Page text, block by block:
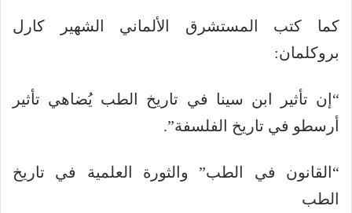
كما كتب المستشرق الألماني الشهير كارل
بروكلمان:
“إن تأثير ابن سينا ​​في تاريخ الطب يُضاهي تأثير
أرسطو في تاريخ الفلسفة”.
“القانون في الطب” والثورة العلمية في تاريخ
الطب